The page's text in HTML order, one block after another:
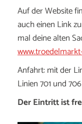
Auf der Website
auch einen Link
mal deine alten
Anfahrt: mit der
Linien 701 und
Der Eintritt ist